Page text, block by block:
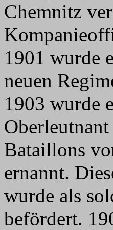
Chemnitz
1901 wurde
neuen
1903 wurde
Bataillons
ernannt.
wurde als
befördert.